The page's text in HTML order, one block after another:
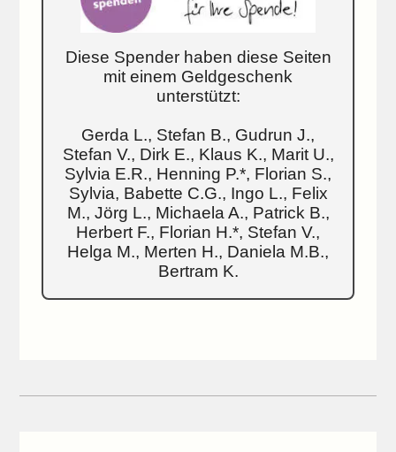
Diese Spender haben diese Seiten
mit einem Geldgeschenk
unterstützt:
Gerda L., Stefan B., Gudrun J.,
Stefan V., Dirk E., Klaus K., Marit U.,
Sylvia E.R., Henning P.*, Florian S.,
Sylvia, Babette C.G., Ingo L., Felix
M., Jörg L., Michaela A., Patrick B.,
Herbert F., Florian H.*, Stefan V.,
Helga M., Merten H., Daniela M.B.,
Bertram K.